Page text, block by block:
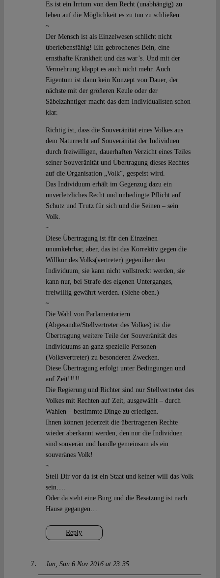
Reply
Es ist ein Irrtum von dem Recht (unabhängig) zu
leben auf die Möglichkeit es zu tun zu schließen.
~
Der Mensch ist als Einzelwesen schlicht nicht
überlebensfähig! Ein gebrochenes Bein, eine
ernsthafte Krankheit und das war’s. Und mit der
Vermehrung klappt es auch nicht mehr. Auch
Eigentum ist dann kein Konzept von Dauer, der
nächste mit der größeren Keule oder der
Säbelzahntiger macht das dem Individualisten schon
klar.
Richtig ist, dass die Souveränität eines Volkes aus
dem Naturrecht auf Souveränität der Individuen
durch freiwilligen, dauerhaften Verzicht eines Teiles
seiner Souveränität und Übertragung dieses Rechtes
auf die Organisation „Volk“, gespeist wird.
Das Individuum erhält im Gegenzug dazu ein
unverletzliches Recht und unbedingte Pflicht auf
Schutz und Trutz für sich und die Seinen – sein
Volk.
~
Diese Übertragung ist für den Einzelnen
unumkehrbar, aber, das ist das Korrektiv gegen die
Willkür des Volks(vertreter) gegenüber den
Individuum, sie kann nicht vollstreckt werden, sie
kann nur, bei Strafe des eigenen Unterganges,
freiwillig gewährt werden. (Siehe oben.)
~
Die Wahl von Parlamentariern
(Abgesandte/Stellvertreter des Volkes) ist die
Übertragung weitere Teile der Souveränität des
Individuums an ganz spezielle Personen
(Volksvertreter) zu besonderen Zwecken.
Diese Übertragung erfolgt unter Bedingungen und
auf Zeit!!!!!
Die Regierung und Richter sind nur Stellvertreter des
Volkes mit Rechten auf Zeit, ausgewählt – durch
Wahlen – bestimmte Dinge zu erledigen.
Ihnen können jederzeit die übertragenen Rechte
wieder aberkannt werden, den nur die Individuen
sind souverän und handle gemeinsam als ein
souveränes Volk!
~
Stell Dir vor da ist ein Staat und keiner will das Volk
sein….
Oder da steht eine Burg und die Besatzung ist nach
Hause gegangen…
Jan Sun 6 Nov 2016 at 23:35